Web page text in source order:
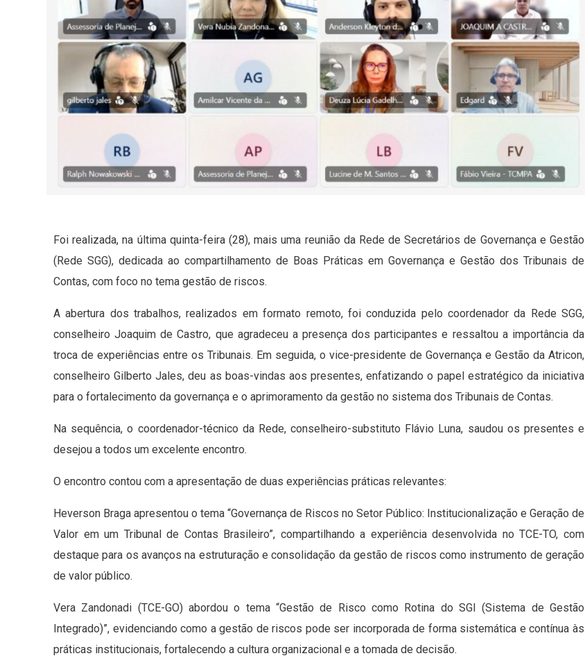
Foi realizada, na última quinta-feira (28), mais uma reunião da Rede de Secretários de Governança e Gestão
(Rede SGG), dedicada ao compartilhamento de Boas Práticas em Governança e Gestão dos Tribunais de
Contas, com foco no tema gestão de riscos.
A abertura dos trabalhos, realizados em formato remoto, foi conduzida pelo coordenador da Rede SGG,
conselheiro Joaquim de Castro, que agradeceu a presença dos participantes e ressaltou a importância da
troca de experiências entre os Tribunais. Em seguida, o vice-presidente de Governança e Gestão da Atricon,
conselheiro Gilberto Jales, deu as boas-vindas aos presentes, enfatizando o papel estratégico da iniciativa
para o fortalecimento da governança e o aprimoramento da gestão no sistema dos Tribunais de Contas.
Na sequência, o coordenador-técnico da Rede, conselheiro-substituto Flávio Luna, saudou os presentes e
desejou a todos um excelente encontro.
O encontro contou com a apresentação de duas experiências práticas relevantes:
Heverson Braga apresentou o tema “Governança de Riscos no Setor Público: Institucionalização e Geração de
Valor em um Tribunal de Contas Brasileiro”, compartilhando a experiência desenvolvida no TCE-TO, com
destaque para os avanços na estruturação e consolidação da gestão de riscos como instrumento de geração
de valor público.
Vera Zandonadi (TCE-GO) abordou o tema “Gestão de Risco como Rotina do SGI (Sistema de Gestão
Integrado)”, evidenciando como a gestão de riscos pode ser incorporada de forma sistemática e contínua às
práticas institucionais, fortalecendo a cultura organizacional e a tomada de decisão.